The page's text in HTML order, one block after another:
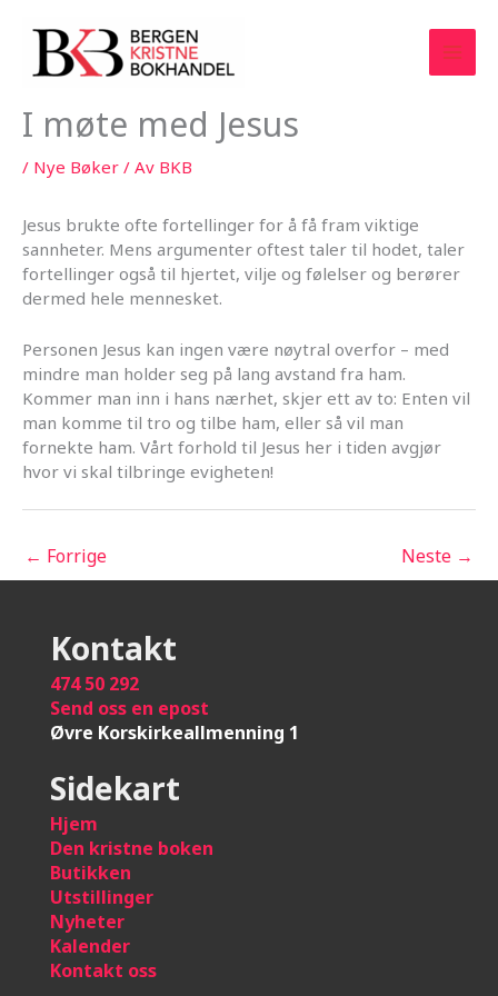
I møte med Jesus
/ Nye Bøker / Av BKB
Jesus brukte ofte fortellinger for å få fram viktige
sannheter. Mens argumenter oftest taler til hodet, taler
fortellinger også til hjertet, vilje og følelser og berører
dermed hele mennesket.
Personen Jesus kan ingen være nøytral overfor – med
mindre man holder seg på lang avstand fra ham.
Kommer man inn i hans nærhet, skjer ett av to: Enten vil
man komme til tro og tilbe ham, eller så vil man
fornekte ham. Vårt forhold til Jesus her i tiden avgjør
hvor vi skal tilbringe evigheten!
← Forrige Neste →
Kontakt
474 50 292
Send oss en epost
Øvre Korskirkeallmenning 1
Sidekart
Hjem
Den kristne boken
Butikken
Utstillinger
Nyheter
Kalender
Kontakt oss